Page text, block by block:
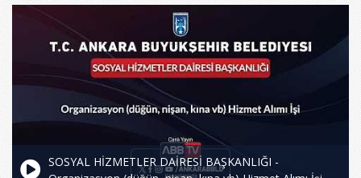
SOSYAL HİZMETLER DAİRESİ BAŞKANLIĞI -